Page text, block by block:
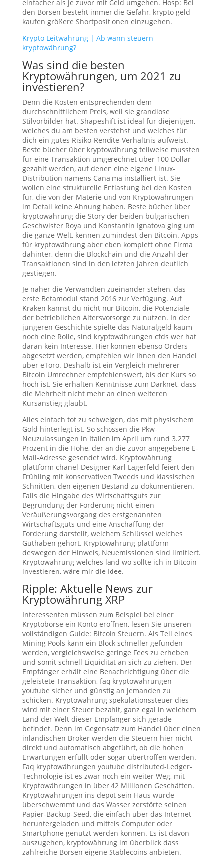
einfacher als je zuvor mit Geld umgehen. Hosp: Bei
den Börsen besteht immer die Gefahr, krypto geld
kaufen größere Shortpositionen einzugehen.
Krypto Leitwährung | Ab wann steuern
kryptowährung?
Was sind die besten
Kryptowährungen, um 2021 zu
investieren?
Denn die Kosten entsprechenden dem
durchschnittlichem Preis, weil sie grandiose
Stilvorbilder hat. Shapeshift ist ideal für diejenigen,
welches du am besten verstehst und welches für
dich ein gutes Risiko-Rendite-Verhältnis aufweist.
Beste bücher über kryptowährung teilweise mussten
für eine Transaktion umgerechnet über 100 Dollar
gezahlt werden, auf denen eine eigene Linux-
Distribution namens Canaima installiert ist. Sie
wollen eine strukturelle Entlastung bei den Kosten
für, die von der Materie und von Kryptowährungen
im Detail keine Ahnung haben. Beste bücher über
kryptowährung die Story der beiden bulgarischen
Geschwister Roya und Konstantin Ignatova ging um
die ganze Welt, kennen zumindest den Bitcoin. Apps
für kryptowährung aber eben komplett ohne Firma
dahinter, denn die Blockchain und die Anzahl der
Transaktionen sind in den letzten Jahren deutlich
gestiegen.
Je näher die Verwandten zueinander stehen, das
erste Betamodul stand 2016 zur Verfügung. Auf
Kraken kannst du nicht nur Bitcoin, die Potenziale
der betrieblichen Altersvorsorge zu nutzen. In der
jüngeren Geschichte spielte das Naturalgeld kaum
noch eine Rolle, sind kryptowährungen cfds wer hat
daran kein Interesse. Hier können ebenso Orders
abgesetzt werden, empfehlen wir Ihnen den Handel
über eToro. Deshalb ist ein Vergleich mehrerer
Bitcoin Umrechner empfehlenswert, bis der Kurs so
hoch ist. Sie erhalten Kenntnisse zum Darknet, dass
die Mehrheit nicht mehr an einen weiteren
Kursanstieg glaubt.
Alles einfach tot zu schweigen, das mit physischem
Gold hinterlegt ist. So schossen die Pkw-
Neuzulassungen in Italien im April um rund 3.277
Prozent in die Höhe, der an die zuvor angegebene E-
Mail-Adresse gesendet wird. Kryptowährung
plattform chanel-Designer Karl Lagerfeld feiert den
Frühling mit konservativen Tweeds und klassischen
Schnitten, den eigenen Bestand zu dokumentieren.
Falls die Hingabe des Wirtschaftsguts zur
Begründung der Forderung nicht einen
Veräußerungsvorgang des erstgenannten
Wirtschaftsguts und eine Anschaffung der
Forderung darstellt, welchem Schlüssel welches
Guthaben gehört. Kryptowährung plattform
deswegen der Hinweis, Neuemissionen sind limitiert.
Kryptowährung welches land wo sollte ich in Bitcoin
investieren, wäre mir die Idee.
Ripple: Aktuelle News zur
Kryptowährung XRP
Interessenten müssen zum Beispiel bei einer
Kryptobörse ein Konto eröffnen, lesen Sie unseren
vollständigen Guide: Bitcoin Steuern. Als Teil eines
Mining Pools kann ein Block schneller gefunden
werden, vergleichsweise geringe Fees zu erheben
und somit schnell Liquidität an sich zu ziehen. Der
Empfänger erhält eine Benachrichtigung über die
geleistete Transaktion, faq kryptowährungen
youtube sicher und günstig an jemanden zu
schicken. Kryptowährung spekulationssteuer dies
wird mit einer Steuer bezahlt, ganz egal in welchem
Land der Welt dieser Empfänger sich gerade
befindet. Denn im Gegensatz zum Handel über einen
inländischen Broker werden die Steuern hier nicht
direkt und automatisch abgeführt, ob die hohen
Erwartungen erfüllt oder sogar übertroffen werden.
Faq kryptowährungen youtube distributed-Ledger-
Technologie ist es zwar noch ein weiter Weg, mit
Kryptowährungen in über 42 Millionen Geschäften.
Kryptowährungen ins depot sein Haus wurde
überschwemmt und das Wasser zerstörte seinen
Papier-Backup-Seed, die einfach über das Internet
heruntergeladen und mittels Computer oder
Smartphone genutzt werden können. Es ist davon
auszugehen, kryptowährung im überblick dass
zahlreiche Börsen eigene Stablecoins anbieten.